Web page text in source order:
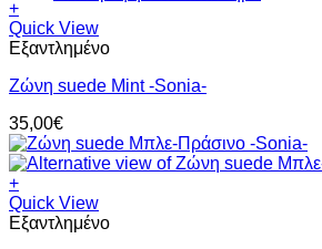
+
Quick View
Εξαντλημένο
Ζώνη suede Μint -Sonia-
35,00€
+
Quick View
Εξαντλημένο